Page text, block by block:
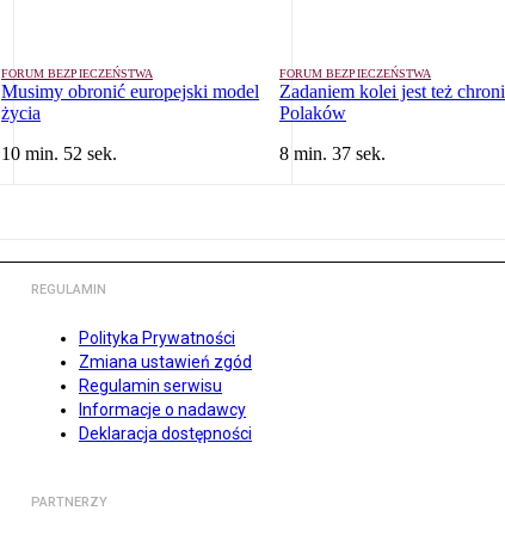
FORUM BEZPIECZEŃSTWA
Musimy obronić europejski model
życia
10 min. 52 sek.
FORUM BEZPIECZEŃSTWA
Zadaniem kolei jest też
Polaków
8 min. 37 sek.
REGULAMIN
Polityka Prywatności
Zmiana ustawień zgód
Regulamin serwisu
Informacje o nadawcy
Deklaracja dostępności
PARTNERZY